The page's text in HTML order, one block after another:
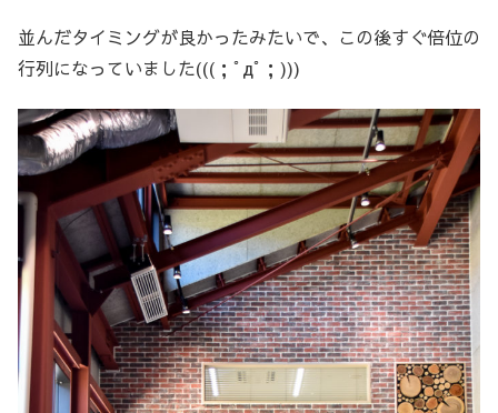
並んだタイミングが良かったみたいで、この後すぐ倍位の
行列になっていました(((；ﾟдﾟ；)))